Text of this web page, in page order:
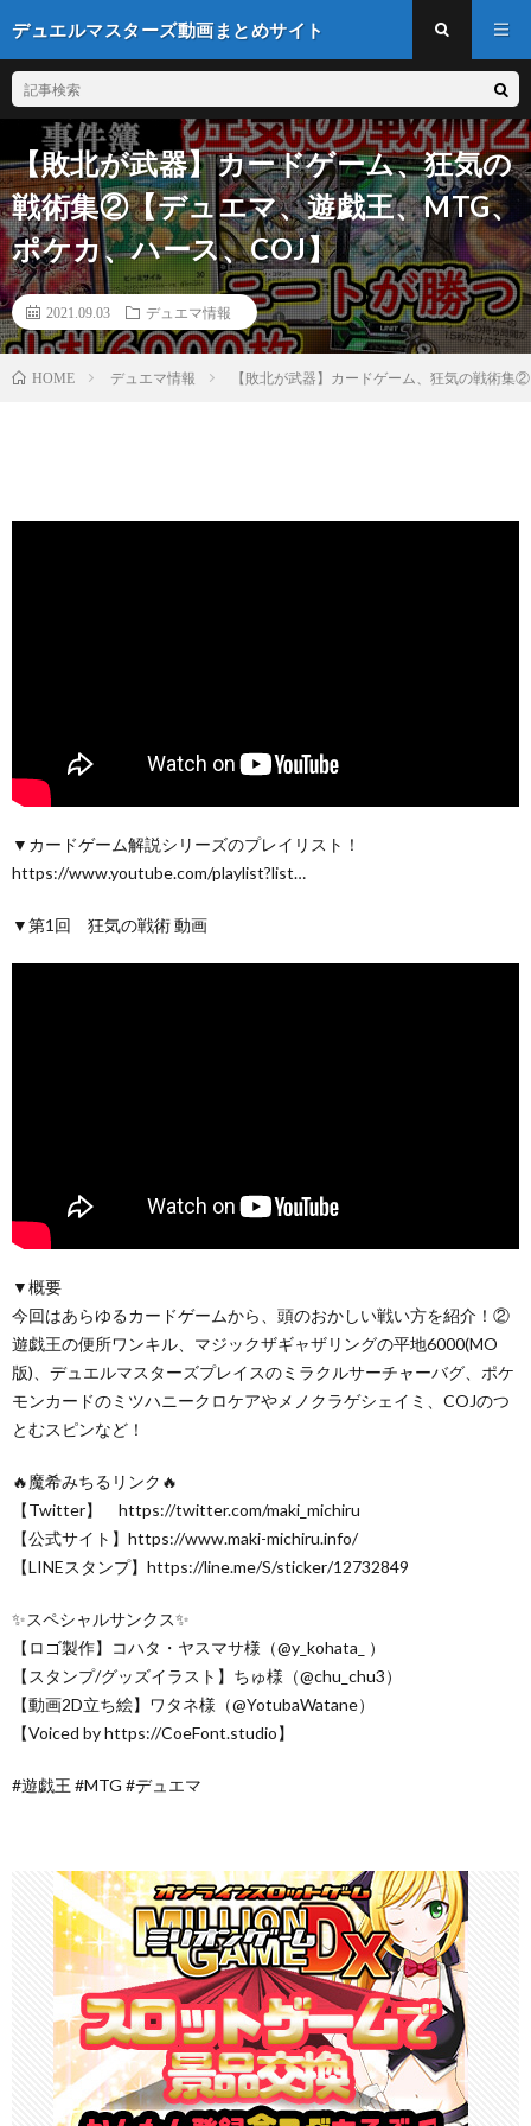
デュエルマスターズ動画まとめサイト
【敗北が武器】カードゲーム、狂気の
戦術集②【デュエマ、遊戯王、MTG、
ポケカ、ハース、COJ】
2021.09.03 デュエマ情報
HOME デュエマ情報 【敗北が武器】カードゲーム、狂気の戦術
▼カードゲーム解説シリーズのプレイリスト！
https://www.youtube.com/playlist?list…
▼第1回 狂気の戦術 動画
▼概要
今回はあらゆるカードゲームから、頭のおかしい戦い方を紹介！②
遊戯王の便所ワンキル、マジックザギャザリングの平地6000(MO
版)、デュエルマスターズプレイスのミラクルサーチャーバグ、ポケ
モンカードのミツハニークロケアやメノクラゲシェイミ、COJのつ
とむスピンなど！
🔥魔希みちるリンク🔥
【Twitter】 https://twitter.com/maki_michiru​
【公式サイト】https://www.maki-michiru.info/​
【LINEスタンプ】https://line.me/S/sticker/12732849​
✨スペシャルサンクス✨
【ロゴ製作】コハタ・ヤスマサ様（@y_kohata_ ）
【スタンプ/グッズイラスト】ちゅ様（@chu_chu3）
【動画2D立ち絵】ワタネ様（@YotubaWatane）
【Voiced by https://CoeFont.studio】
#遊戯王​ #MTG​ #デュエマ